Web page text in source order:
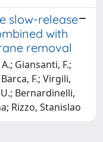
slow-release
with
removal
Giansanti, F.;
F.; Virgili,
Bernardinelli,
Rizzo, Stanislao